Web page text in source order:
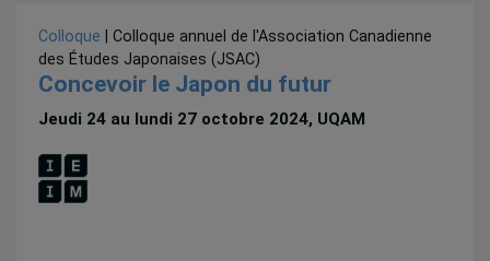
Colloque | Colloque annuel de l'Association Canadienne
des Études Japonaises (JSAC)
Concevoir le Japon du futur
Jeudi 24 au lundi 27 octobre 2024, UQAM